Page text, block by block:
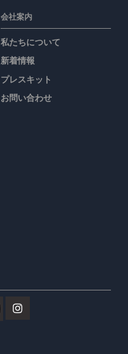
会社案内
私たちについて
新着情報
プレスキット
お問い合わせ